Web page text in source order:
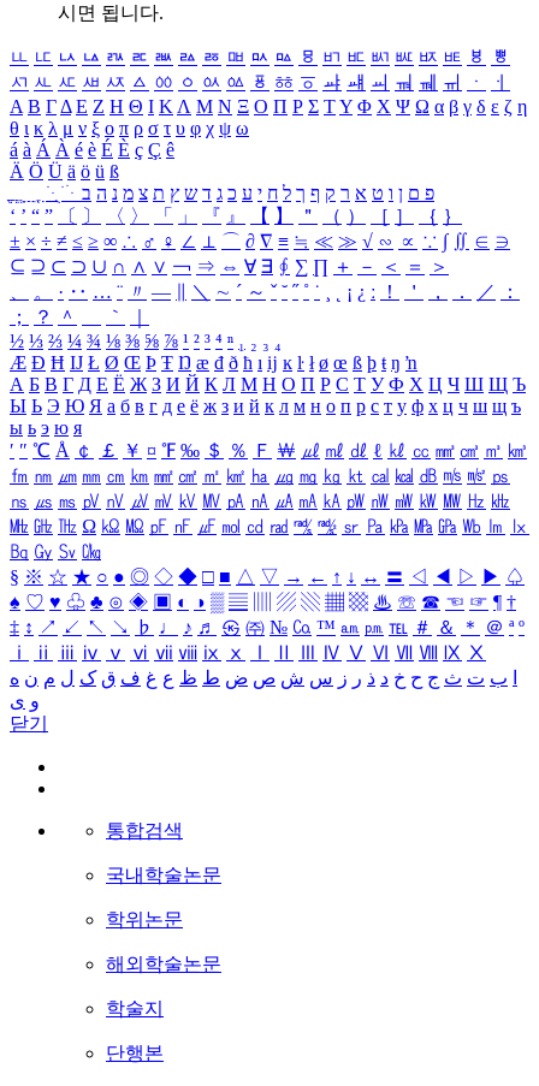
시면 됩니다.
ㅥ ㅦ ㅧ ㅨ ㅩ ㅪ ㅫ ㅬ ㅭ ㅮ ㅯ ㅰ ㅱ ㅲ ㅳ ㅴ ㅵ ㅶ ㅷ ㅸ
ㅹ
ㅺ ㅻ ㅼ ㅽ ㅾ ㅿ ㆀ ㆁ ㆂ ㆃ ㆄ ㆅ ㆆ ㆇ ㆈ ㆉ ㆊ ㆋ ㆌ ㆍ
ㆎ
Α Β ΓΔ Ε Ζ Η Θ Ι ΚΛ Μ Ν Ξ Ο Π Ρ Σ ΤΥ Φ Χ Ψ Ω α β γ δ ε ζ η
θ ι κ λ μ ν ξ ο π ρ σ τ υ φ χ ψ ω
á à Á À é è É È ç Ç ê
Ä Ö Ü ä ö ü ß
ִֶֹ ֻּ ׁׂ פ ם ן ו ט א ר ק ף ך ל ח י ע כ ג ד ש ץ ת צ מ נ ה ב
‘ ’ “ ” 〔 〕 〈 〉 「 」 『 』 【 】 ＂ （ ） ［ ］ ｛ ｝
± × ÷ ≠ ≤ ≥ ∞ ∴ ♂ ♀ ∠ ⊥ ⌒ ∂ ∇ ≡ ≒ ≪ ≫ √ ∽ ∝ ∵ ∫ ∬ ∈ ∋
⊆ ⊇ ⊂ ⊃ ∪ ∩ ∧ ∨ ￢ ⇒ ⇔ ∀ ∃ ∮ ∑ ∏ ＋ － ＜ ＝
＞
、
。 · ‥ … ¨ 〃 ― ＼ ∼ ´ ～ ˇ ˘ ˝ ˚ ˙ ¸ ¡ ¿ ː ！ ＇ ， ． ／
：
；
？ ＾ ｀
½ ⅓ ⅔ ¼ ¾ ⅛ ⅜ ⅝ ⅞ ¹ ² ³ ⁴ ⁿ ₁ ₂ ₃ ₄
Æ Ð Ħ Ĳ Ł Ø Œ Þ Ŧ Ŋ æ đ ð ħ ı ĳ ĸ ŀ ł ø œ ß þ ŧ ŋ ŉ
А Б В Г Д Е Ё Ж З И Й К Л М Н О П Р С Т У Ф Х Ц Ч Ш Щ Ъ
Ы Ь Э Ю Я а б в г д е ё ж з и й к л м н о п р с т у ф х ц ч ш щ ъ
ы ь э ю я
′ ″ ℃ Å ￠ ￡ ￥ ¤ ℉ ‰ ＄ ％ Ｆ ￦ ㎕ ㎖ ㎗ ℓ ㎘ ㏄ ㎣ ㎤ ㎥ ㎦
㎙ ㎚ ㎛ ㎜ ㎝ ㎞ ㎟ ㎠ ㎡ ㎢ ㏊ ㎍ ㎎ ㎏ ㏏ ㎈ ㎉ ㏈ ㎧ ㎨ ㎰
㎱ ㎲ ㎳ ㎴ ㎵ ㎶ ㎷ ㎸ ㎹ ㎀ ㎁ ㎂ ㎃ ㎄ ㎺ ㎻ ㎽ ㎾ ㎿ ㎐ ㎑
㎒ ㎓ ㎔ Ω ㏀ ㏁ ㎊ ㎋ ㎌ ㏖ ㏅ ㎭ ㎮ ㎯ ㏛ ㎩ ㎪ ㎫ ㎬ ㏝ ㏐
㏓
㏃ ㏉ ㏜ ㏆
§ ※ ☆ ★ ○ ● ◎ ◇ ◆ □ ■ △ ▽ → ← ↑ ↓ ↔ 〓 ◁ ◀ ▷ ▶ ♤
♠ ♡ ♥ ♧ ♣ ⊙ ◈ ▣ ◐ ◑ ▒ ▤ ▨ ▧ ▦ ▩ ♨ ☏ ☎ ☜ ☞ ¶ †
‡ ↕ ↗ ↙ ↖ ↘ ♭ ♩ ♪ ♬ ㉿ ㈜ № ㏇ ™ ㏂ ㏘ ℡ ＃ ＆ ＊ ＠ ª º
ⅰ
ⅱ ⅲ ⅳ ⅴ ⅵ ⅶ ⅷ ⅸ ⅹ Ⅳ Ⅴ Ⅵ Ⅶ Ⅷ Ⅸ Ⅹ
ب ت ث ج ح خ د ذ ر ز س ش ص ض ط ظ ع غ ف ق ک ل م ن ه
و ی
닫기
통합검색
국내학술논문
학위논문
해외학술논문
학술지
단행본